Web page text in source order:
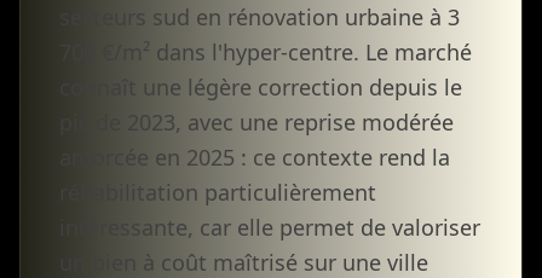
secteurs sud en rénovation urbaine à 3
700 €/m² dans l'hyper-centre. Le marché
connaît une légère correction depuis le
pic de 2023, avec une reprise modérée
amorcée en 2025 : ce contexte rend la
réhabilitation particulièrement
intéressante, car elle permet de valoriser
un bien à coût maîtrisé sur une ville